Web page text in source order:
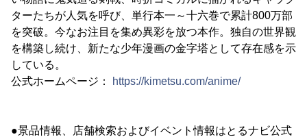
ターたちが人気を呼び、単行本一～十六巻で累計800万部
を突破。今なお注目を集め異彩を放つ本作。独自の世界観
を構築し続け、新たな少年漫画の金字塔として存在感を示
している。
公式ホームページ：
https://kimetsu.com/anime/
●景品情報、店舗検索およびイベント情報はとるナビ公式